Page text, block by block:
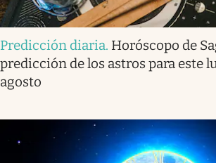
Predicción diaria. Horóscopo de
predicción de los astros para este
agosto